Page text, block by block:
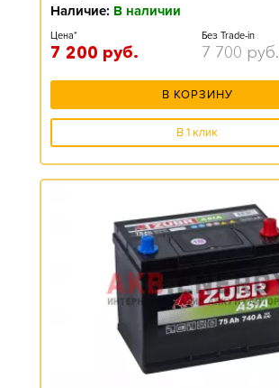
Наличие: В наличии
Цена*
7 200 руб.
Без Trade-in
7 700 руб.
В КОРЗИНУ
В 1 клик